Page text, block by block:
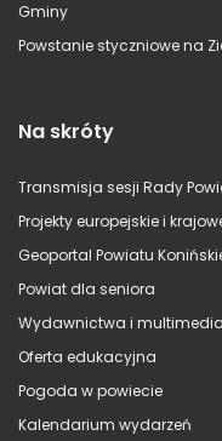
Gminy
Powstanie styczniowe na
Na skróty
Transmisja sesji Rady
Projekty europejskie i
Geoportal Powiatu
Powiat dla seniora
Wydawnictwa i multimedia
Oferta edukacyjna
Pogoda w powiecie
Kalendarium wydarzeń